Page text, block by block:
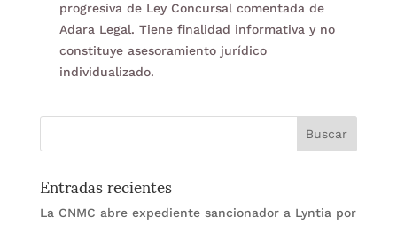
progresiva de Ley Concursal comentada de
Adara Legal. Tiene finalidad informativa y no
constituye asesoramiento jurídico
individualizado.
Entradas recientes
La CNMC abre expediente sancionador a Lyntia por